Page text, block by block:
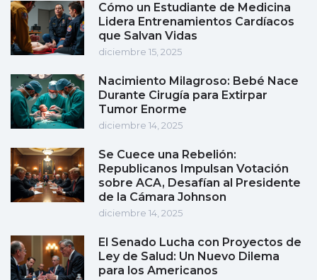
Cómo un Estudiante de Medicina
Lidera Entrenamientos Cardíacos
que Salvan Vidas
diciembre 15, 2025
Nacimiento Milagroso: Bebé Nace
Durante Cirugía para Extirpar
Tumor Enorme
diciembre 14, 2025
Se Cuece una Rebelión:
Republicanos Impulsan Votación
sobre ACA, Desafían al Presidente
de la Cámara Johnson
diciembre 14, 2025
El Senado Lucha con Proyectos de
Ley de Salud: Un Nuevo Dilema
para los Americanos